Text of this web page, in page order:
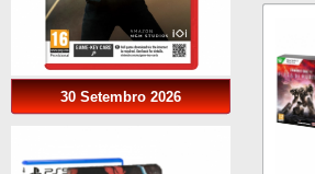
30 Setembro 2026